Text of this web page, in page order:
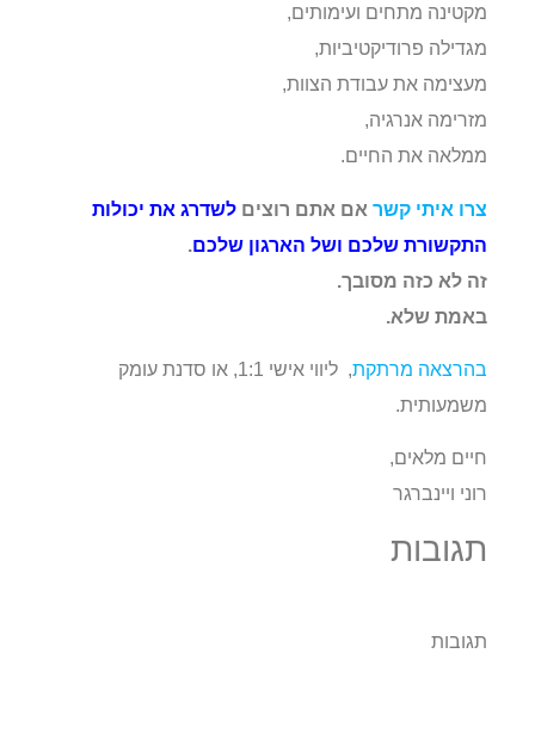
מקטינה מתחים ועימותים,
מגדילה פרודיקטיביות,
מעצימה את עבודת הצוות,
מזרימה אנרגיה,
ממלאה את החיים.
צרו איתי קשר אם אתם רוצים לשדרג את יכולות
התקשורת שלכם ושל הארגון שלכם.
זה לא כזה מסובך.
באמת שלא.
בהרצאה מרתקת
, ליווי אישי 1:1, או סדנת עומק
משמעותית.
חיים מלאים,
רוני ויינברגר
תגובות
תגובות